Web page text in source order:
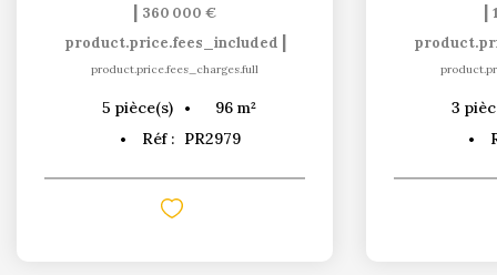
| 360 000 €
product.price.fees_included |
product.price.fees_charges.full
5 pièce(s) 96 m²
Réf : PR2979
|
3